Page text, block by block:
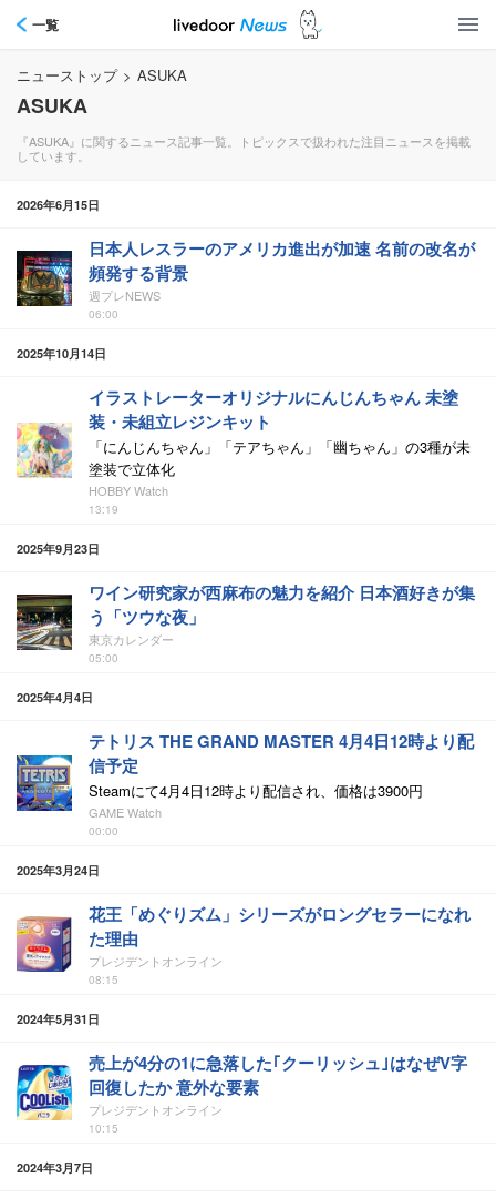
一覧
ニューストップ > ASUKA
ASUKA
『ASUKA』に関するニュース記事一覧。トピックスで扱われた注目ニュースを掲載
しています。
2026年6月15日
日本人レスラーのアメリカ進出が加速 名前の改名が
頻発する背景
週プレNEWS
06:00
2025年10月14日
イラストレーターオリジナルにんじんちゃん 未塗
装・未組立レジンキット
「にんじんちゃん」「テアちゃん」「幽ちゃん」の3種が未
塗装で立体化
HOBBY Watch
13:19
2025年9月23日
ワイン研究家が西麻布の魅力を紹介 日本酒好きが集
う「ツウな夜」
東京カレンダー
05:00
2025年4月4日
テトリス THE GRAND MASTER 4月4日12時より配
信予定
Steamにて4月4日12時より配信され、価格は3900円
GAME Watch
00:00
2025年3月24日
花王「めぐりズム」シリーズがロングセラーになれ
た理由
プレジデントオンライン
08:15
2024年5月31日
売上が4分の1に急落した｢クーリッシュ｣はなぜV字
回復したか 意外な要素
プレジデントオンライン
10:15
2024年3月7日